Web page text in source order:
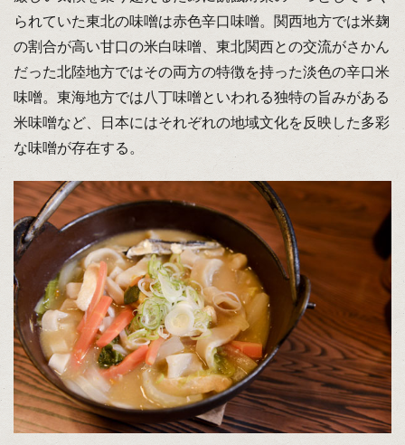
られていた東北の味噌は赤色辛口味噌。関西地方では米麹
の割合が高い甘口の米白味噌、東北関西との交流がさかん
だった北陸地方ではその両方の特徴を持った淡色の辛口米
味噌。東海地方では八丁味噌といわれる独特の旨みがある
米味噌など、日本にはそれぞれの地域文化を反映した多彩
な味噌が存在する。